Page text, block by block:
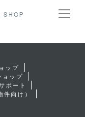
SHOP
ップ
ョップ
ポート
向け）